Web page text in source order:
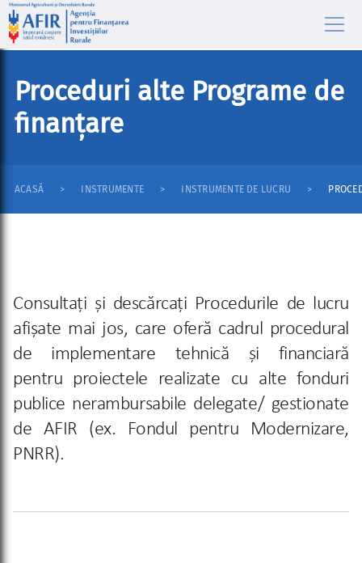
Proceduri alte Programe de
finanțare
ACASĂ INSTRUMENTE INSTRUMENTE DE LUCRU
Consultați și descărcați Procedurile de lucru
afișate mai jos, care oferă cadrul procedural
de implementare tehnică și financiară
pentru proiectele realizate cu alte fonduri
publice nerambursabile delegate/ gestionate
de AFIR (ex. Fondul pentru Modernizare,
PNRR).